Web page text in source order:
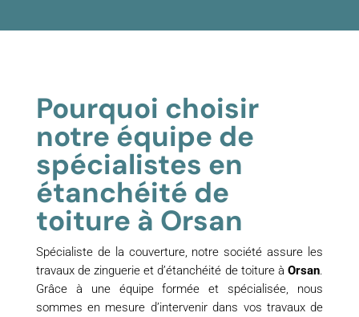
Pourquoi choisir
notre équipe de
spécialistes en
étanchéité de
toiture à Orsan
Spécialiste de la couverture, notre société assure les
travaux de zinguerie et d’étanchéité de toiture àOrsan.
Grâce à une équipe formée et spécialisée, nous
sommes en mesure d’intervenir dans vos travaux de